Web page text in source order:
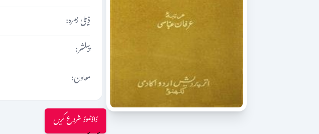
ذیلی زمرہ:
پبلشر:
معاون:
ڈاؤنلوڈ شروع کریں